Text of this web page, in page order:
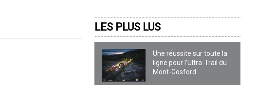
LES PLUS LUS
Une réussite sur toute la
ligne pour l’Ultra-Trail du
Mont-Gosford